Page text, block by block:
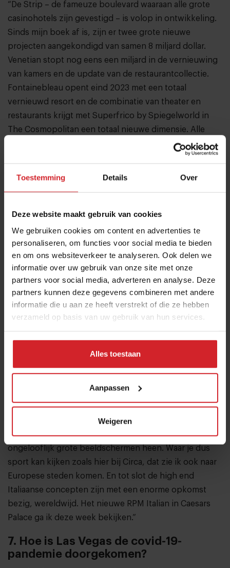
Toestemming Details Over
Deze website maakt gebruik van cookies
We gebruiken cookies om content en advertenties te
personaliseren, om functies voor social media te bieden
en om ons websiteverkeer te analyseren. Ook delen we
informatie over uw gebruik van onze site met onze
partners voor social media, adverteren en analyse. Deze
partners kunnen deze gegevens combineren met andere
informatie die u aan ze heeft verstrekt of die ze hebben
verzameld op basis van uw gebruik van hun services.
Alles toestaan
Aanpassen
Weigeren
“De Strip – de fameuze boulevard waaraan alle grote
casinohotels zijn gevestigd – is volop in ontwikkeling.
Sinds mijn boek af is, zijn er twee grote nieuwe
projecten aangekondigd van samen 8 miljard dollar.
Venetian stopt nog eens een miljard in de vernieuwing
van kamers en de update van de restaurantcollectie.
Fontainebleau opent eind 2023 met een totaal
vernieuwd resort en de combinatie van theater en
restaurants krijgt met Superfrico by Spiegelworld in
The Cosmopolitan een totaal nieuwe dimensie. Alle
hotels investeren meer dan ooit, mede omdat met de
komst van de Formule 1 in november 2023, Las Vegas
steeds meer onder (politieke) druk komen te staan. Kijk
wat er nu gebeurt in Qatar, rond het WK voetbal. Las
Vegas is toch een beetje de hoofdstad van
entertainment en hospitality in 'ons' vrije westen. Grote
ketens met beeldbepalende concepten zullen in de
toekomst met minder gemak uitbreiden naar steden als
Abu Dhabi, Moskou of Macau.”
6. Welke concepten moeten we in de
gaten houden?
“Superfrico zei ik al. De concepten VanderPump
Cocktail Garden en Martha Stewart's Bedford
zijn, maar Hollywood celebrities die deze concepten
hun naam geven. Ogenschijnlijk hebben zij zich
overigens alleen met het design bemoeid. Dan de
grotere sportstadions die zijn gebouwd om
ongelooflijk grote beeldschermen heen. Waar je dus
sport kan kijken zoals hier bij Circa, dat zie ik ook naar
Europese steden komen. En tot slot de high end
Italiaanse concepten zijn met een enorme opkomst
bezig, wereldwijd. Het nieuwe RPM Italian in Caesars
Palace ga ik deze week bekijken.”
7. Hoe is Las Vegas de covid-19-
pandemie doorgekomen?